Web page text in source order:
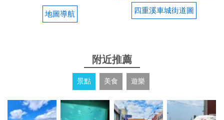
熱水溫度很夠，也有吹風機，老闆娘也很客氣，整體
體驗是舒適的
地圖導航 四重溪車城街道圖
附近推薦
景點 美食 遊樂